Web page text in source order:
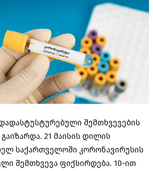
შემთხვევების
21 მაისის დილის
საქართველოში კორონავირუსის
შემთხვევა ფიქსირდება. 10-ით